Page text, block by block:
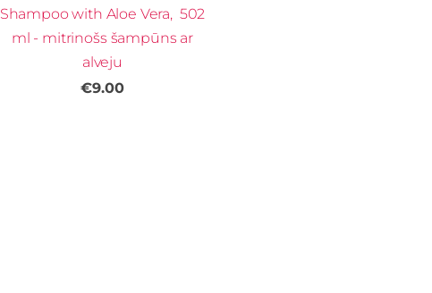
Shampoo with Aloe Vera, 502
ml - mitrinošs šampūns ar
alveju
€9.00